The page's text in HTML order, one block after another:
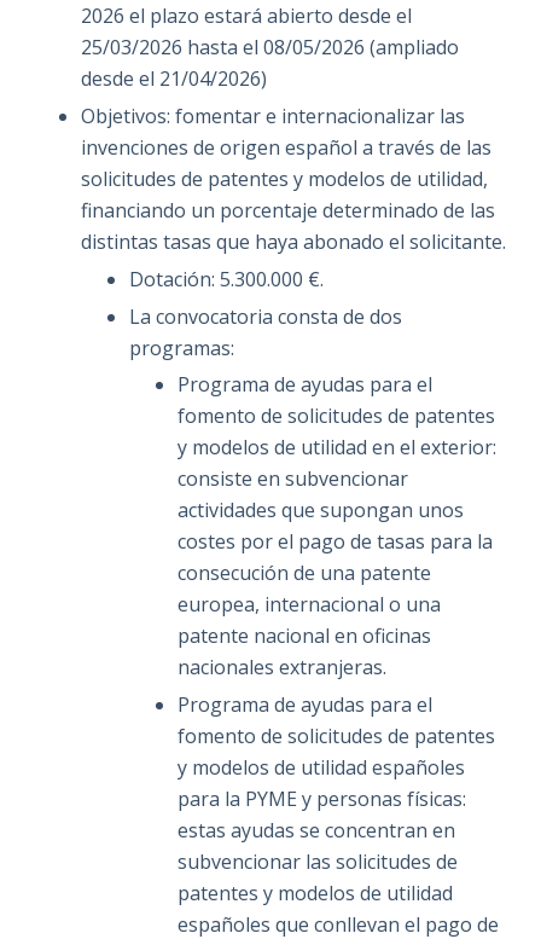
2026 el plazo estará abierto desde el
25/03/2026 hasta el 08/05/2026 (ampliado
desde el 21/04/2026)
Objetivos: fomentar e internacionalizar las
invenciones de origen español a través de las
solicitudes de patentes y modelos de utilidad,
financiando un porcentaje determinado de las
distintas tasas que haya abonado el solicitante.
Dotación: 5.300.000 €.
La convocatoria consta de dos
programas:
Programa de ayudas para el
fomento de solicitudes de patentes
y modelos de utilidad en el exterior:
consiste en subvencionar
actividades que supongan unos
costes por el pago de tasas para la
consecución de una patente
europea, internacional o una
patente nacional en oficinas
nacionales extranjeras.
Programa de ayudas para el
fomento de solicitudes de patentes
y modelos de utilidad españoles
para la PYME y personas físicas:
estas ayudas se concentran en
subvencionar las solicitudes de
patentes y modelos de utilidad
españoles que conllevan el pago de